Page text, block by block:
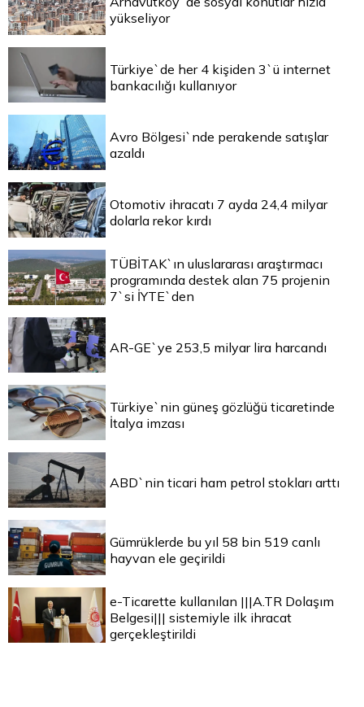
yükseliyor
Türkiye`de her 4 kişiden 3`ü internet
bankacılığı kullanıyor
Avro Bölgesi`nde perakende satışlar
azaldı
Otomotiv ihracatı 7 ayda 24,4 milyar
dolarla rekor kırdı
TÜBİTAK`ın uluslararası araştırmacı
programında destek alan 75 projenin
7`si İYTE`den
AR-GE`ye 253,5 milyar lira harcandı
Türkiye`nin güneş gözlüğü ticaretinde
İtalya imzası
ABD`nin ticari ham petrol stokları arttı
Gümrüklerde bu yıl 58 bin 519 canlı
hayvan ele geçirildi
e-Ticarette kullanılan |||A.TR Dolaşım
Belgesi||| sistemiyle ilk ihracat
gerçekleştirildi